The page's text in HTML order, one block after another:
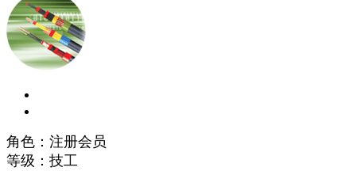
角色：注册会员
等级：技工